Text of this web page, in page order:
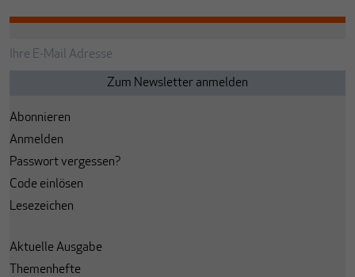
Abonnieren
Anmelden
Passwort vergessen?
Code einlösen
Lesezeichen
Aktuelle Ausgabe
Themenhefte